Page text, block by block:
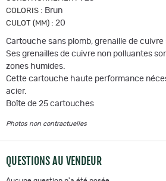
COLORIS : Brun
CULOT (MM) : 20
Cartouche sans plomb, grenaille de
Ses grenailles de cuivre non polluantes
zones humides.
Cette cartouche haute performance
acier.
Boîte de 25 cartouches
Photos non contractuelles
QUESTIONS AU VENDEUR